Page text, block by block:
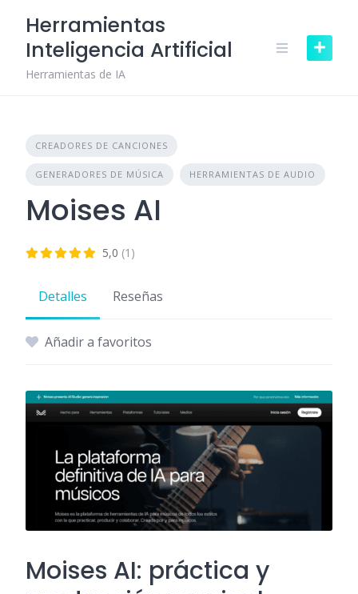
content
Herramientas
Inteligencia Artificial
Herramientas de IA
CREADORES DE CANCIONES
GENERADORES DE MÚSICA HERRAMIENTAS DE AUDIO
Moises AI
5,0 (1)
Detalles Reseñas
Añadir a favoritos
Moises AI: práctica y